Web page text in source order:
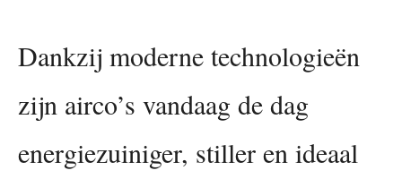
Dankzij moderne technologieën
zijn airco’s vandaag de dag
energiezuiniger, stiller en ideaal